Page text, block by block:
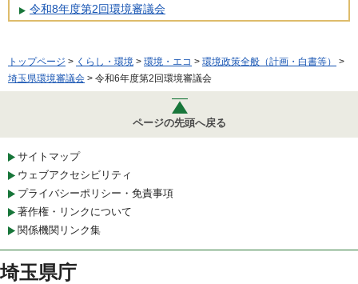
令和8年度第2回環境審議会
トップページ > くらし・環境 > 環境・エコ > 環境政策全般（計画・白書等）
>
埼玉県環境審議会 > 令和6年度第2回環境審議会
ページの先頭へ戻る
サイトマップ
ウェブアクセシビリティ
プライバシーポリシー・免責事項
著作権・リンクについて
関係機関リンク集
埼玉県庁